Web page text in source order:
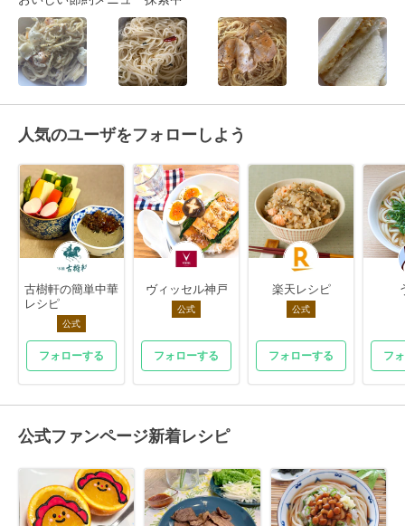
人気のユーザをフォローしよう
古樹軒の簡単中華
レシピ
公式
フォローする
ヴィッセル神戸
公式
フォローする
楽天レシピ
公式
フォローする フ
公式ファンページ新着レシピ